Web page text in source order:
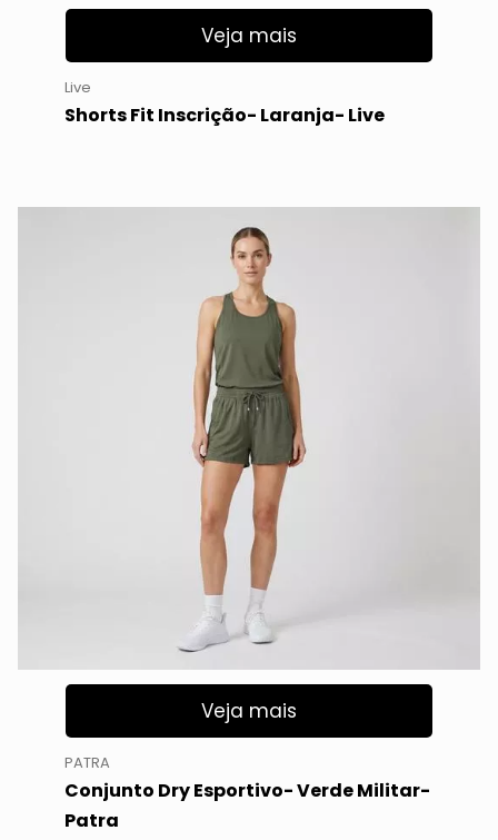
Veja mais
Live
Shorts Fit Inscrição- Laranja- Live
Veja mais
PATRA
Conjunto Dry Esportivo- Verde Militar-
Patra